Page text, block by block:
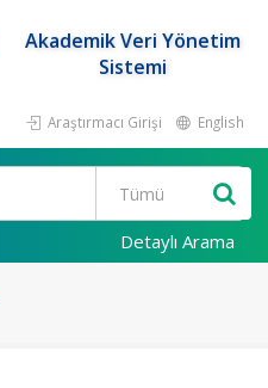
Akademik Veri Yönetim
Sistemi
Araştırmacı Girişi English
Detaylı Arama